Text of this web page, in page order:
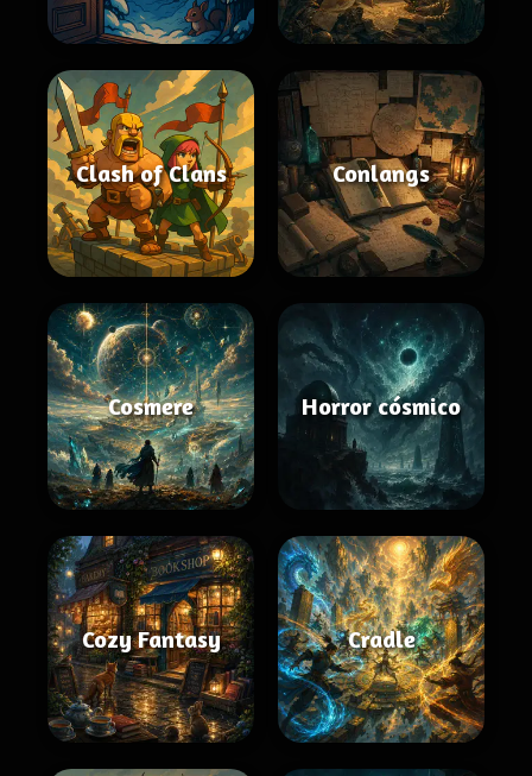
Clash of Clans Conlangs
Cosmere Horror cósmico
Cozy Fantasy Cradle